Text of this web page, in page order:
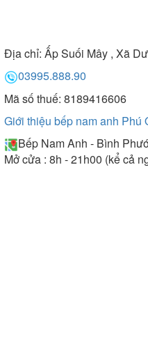
Địa chỉ: Ấp Suối Mây , Xã
03995.888.90
Mã số thuế: 8189416606
Giới thiệu bếp nam anh Phú
Bếp Nam Anh - Bình
Mở cửa : 8h - 21h00 (kể cả